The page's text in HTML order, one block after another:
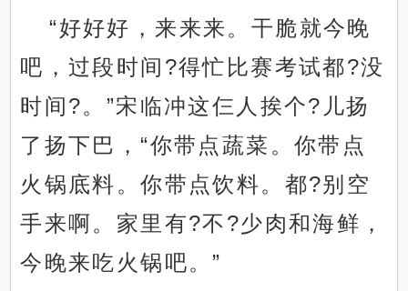
“好好好，来来来。干脆就今晚
吧，过段时间?得忙比赛考试都?没
时间?。”宋临冲这仨人挨个?儿扬
了扬下巴，“你带点蔬菜。你带点
火锅底料。你带点饮料。都?别空
手来啊。家里有?不?少肉和海鲜，
今晚来吃火锅吧。”